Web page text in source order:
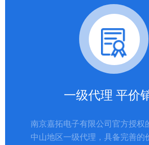
一级代理 平价
南京嘉拓电子有限公司官方授权
中山地区一级代理，具备完善的